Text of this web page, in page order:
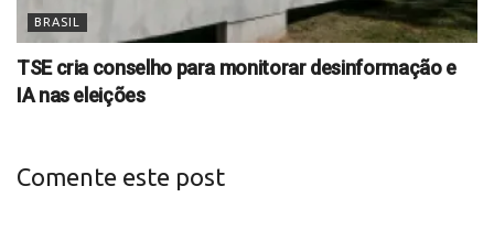
BRASIL
TSE cria conselho para monitorar desinformação e
IA nas eleições
Comente este post